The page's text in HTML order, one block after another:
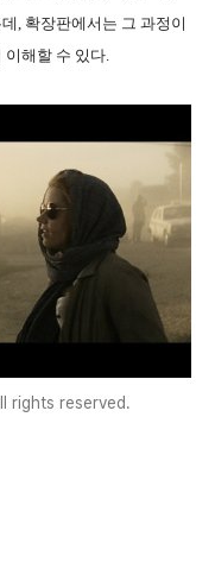
, 확장판에서는 그 과정이
이해할 수 있다.
rights reserved.